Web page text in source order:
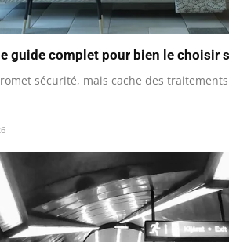
guide complet pour bien le choisir
sécurité, mais cache des